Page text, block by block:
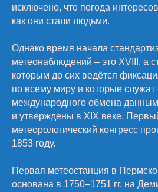
исключено, что погода
как они стали людьми.
Однако время начала
метеонаблюдений – это XVIII, а
которым до сих ведётся
по всему миру и которые служат
международного обмена
и утверждены в XIX веке.
метеорологический конгресс
1853 году.
Первая метеостанция в
основана в 1750–1751 гг. на